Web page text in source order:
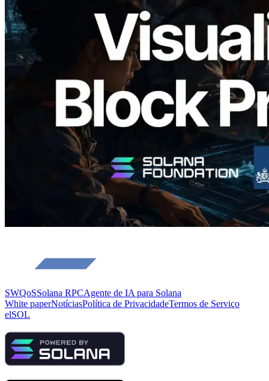
Validators Solutions lança Solana Block
Analyzer — Visualizando o tempo de
produção de bloco por slot e o validador
responsável
SWQoSSolana RPCAgente de IA para Solana
White paperNotíciasPolítica de PrivacidadeTermos de Serviço
elSOL